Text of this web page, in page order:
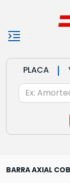
PLACA |
BARRA AXIAL